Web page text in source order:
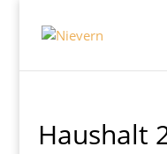
Haushalt